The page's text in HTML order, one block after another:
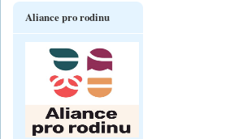
Aliance pro rodinu